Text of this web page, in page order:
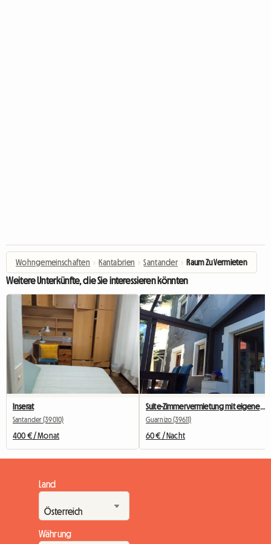
Wohngemeinschaften › Kantabrien › Santander › Raum Zu Vermieten
Weitere Unterkünfte, die Sie interessieren könnten
Inserat
Santander (39010)
400 € / Monat
Suite-Zimmervermietung mit eigenem Bad
Guarnizo (39611)
60 € / Nacht
Land
Währung